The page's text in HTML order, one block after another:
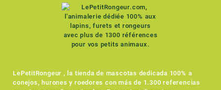
LePetitRongeur , la tienda de mascotas dedicada 100% a
conejos, hurones y roedores con más de 1.300 referencias